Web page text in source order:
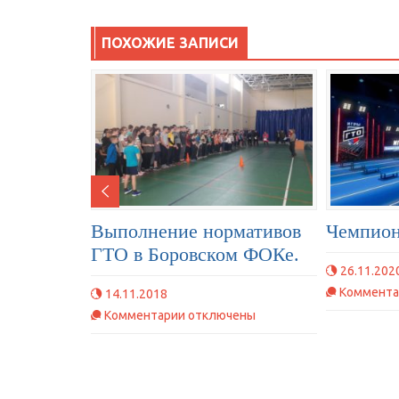
ПОХОЖИЕ ЗАПИСИ
Выполнение нормативов
ГТО в Боровском ФОКе.
14.11.2018
Комментарии котключены